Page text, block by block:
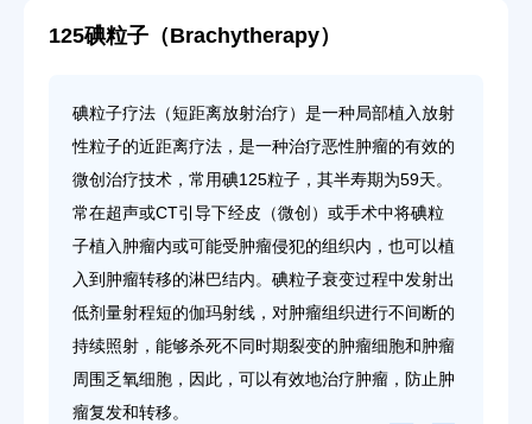
125碘粒子（Brachytherapy）
碘粒子疗法（短距离放射治疗）是一种局部植入放射
性粒子的近距离疗法，是一种治疗恶性肿瘤的有效的
微创治疗技术，常用碘125粒子，其半寿期为59天。
常在超声或CT引导下经皮（微创）或手术中将碘粒
子植入肿瘤内或可能受肿瘤侵犯的组织内，也可以植
入到肿瘤转移的淋巴结内。碘粒子衰变过程中发射出
低剂量射程短的伽玛射线，对肿瘤组织进行不间断的
持续照射，能够杀死不同时期裂变的肿瘤细胞和肿瘤
周围乏氧细胞，因此，可以有效地治疗肿瘤，防止肿
瘤复发和转移。